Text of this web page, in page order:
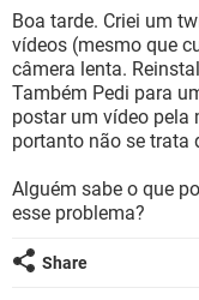
INSTAGRAM
GUIA DE COMPRAS
OUTLOOK
INSTAGRAM
GUIA DE COMPRAS
CELULAR
OUTLOOK
INSTAGRAM
Boa tarde. Criei um
vídeos (mesmo que
câmera lenta.
Também Pedi para
postar um vídeo pela
portanto não se trata
Alguém sabe o que
esse problema?
Share